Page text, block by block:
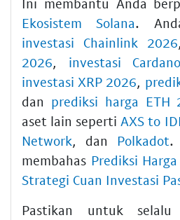
Ekosistem Solana.
investasi Chainlink 2026
2026, investasi
investasi XRP 2026,
dan prediksi harga ETH
aset lain seperti AXS to
Network, dan Polkadot.
membahas Prediksi
Strategi Cuan Investasi
Pastikan untuk